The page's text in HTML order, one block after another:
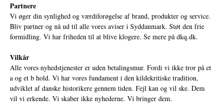
Partnere
Vi øger din synlighed og værdiforøgelse af brand, produkter og service.
Bliv partner og nå ud til alle vores aviser i Syddanmark. Støt den frie
formidling. Vi har friheden til at blive klogere. Se mere på dkq.dk.
Vilkår
Alle vores nyhedstjenester er uden betalingsmur. Fordi vi ikke tror på et
a og et b hold. Vi har vores fundament i den kildekritiske tradition,
udviklet af danske historikere gennem tiden. Fejl kan og vil ske. Dem
vil vi erkende. Vi skaber ikke nyhederne. Vi bringer dem.